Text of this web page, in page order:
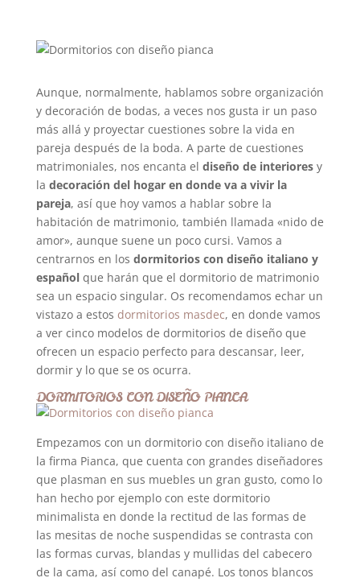
Aunque, normalmente, hablamos sobre organización
y decoración de bodas, a veces nos gusta ir un paso
más allá y proyectar cuestiones sobre la vida en
pareja después de la boda. A parte de cuestiones
matrimoniales, nos encanta el diseño de interioresy
la decoración del hogar en donde va a vivir la
pareja, así que hoy vamos a hablar sobre la
habitación de matrimonio, también llamada «nido de
amor», aunque suene un poco cursi. Vamos a
centrarnos en los dormitorios con diseño italiano y
españolque harán que el dormitorio de matrimonio
sea un espacio singular. Os recomendamos echar un
vistazo a estos dormitorios masdec, en donde vamos
a ver cinco modelos de dormitorios de diseño que
ofrecen un espacio perfecto para descansar, leer,
dormir y lo que se os ocurra.
DORMITORIOS CON DISEÑO PIANCA
Empezamos con un dormitorio con diseño italiano de
la firma Pianca, que cuenta con grandes diseñadores
que plasman en sus muebles un gran gusto, como lo
han hecho por ejemplo con este dormitorio
minimalista en donde la rectitud de las formas de
las mesitas de noche suspendidas se contrasta con
las formas curvas, blandas y mullidas del cabecero
de la cama, así como del canapé. Los tonos blancos